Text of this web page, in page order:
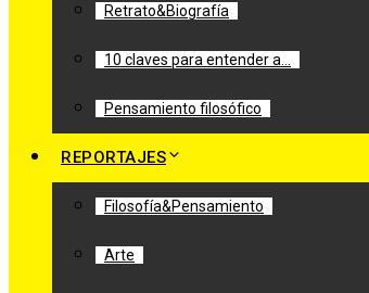
Retrato&Biografía
10 claves para entender a…
Pensamiento filosófico
REPORTAJES
Filosofía&Pensamiento
Arte